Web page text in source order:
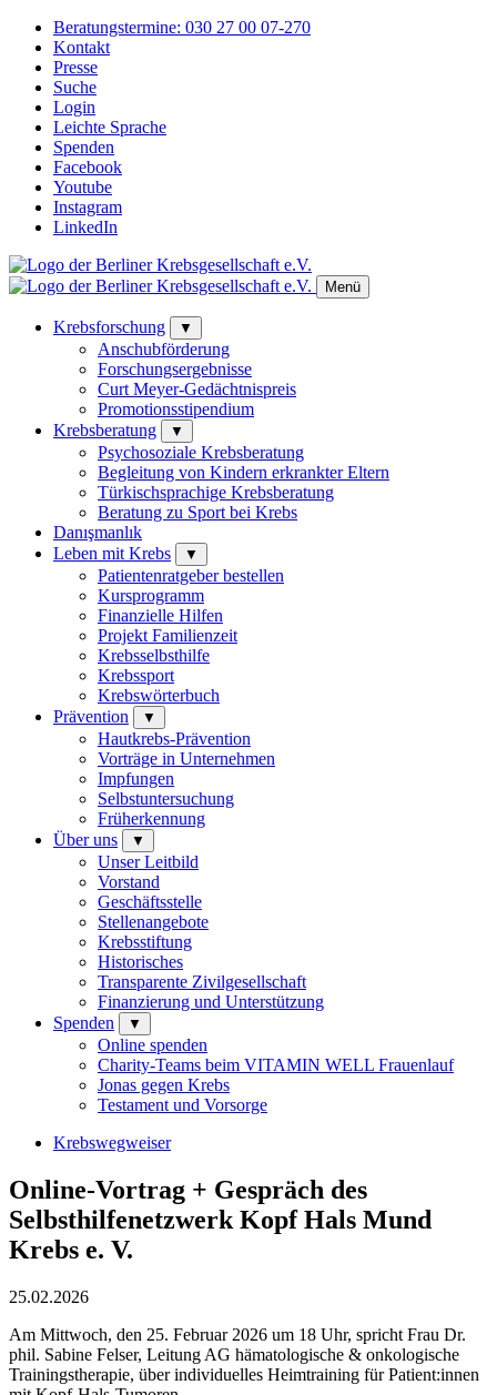
Beratungstermine: 030 27 00 07-270
Kontakt
Presse
Suche
Login
Leichte Sprache
Spenden
Facebook
Youtube
Instagram
LinkedIn
Menü
Krebsforschung ▼
Anschubförderung
Forschungsergebnisse
Curt Meyer-Gedächtnispreis
Promotionsstipendium
Krebsberatung
▼
Psychosoziale Krebsberatung
Begleitung von Kindern erkrankter Eltern
Türkischsprachige Krebsberatung
Beratung zu Sport bei Krebs
Danışmanlık
Leben mit Krebs
▼
Patientenratgeber bestellen
Kursprogramm
Finanzielle Hilfen
Projekt Familienzeit
Krebsselbsthilfe
Krebssport
Krebswörterbuch
Prävention
▼
Hautkrebs-Prävention
Vorträge in Unternehmen
Impfungen
Selbstuntersuchung
Früherkennung
Über uns
▼
Unser Leitbild
Vorstand
Geschäftsstelle
Stellenangebote
Krebsstiftung
Historisches
Transparente Zivilgesellschaft
Finanzierung und Unterstützung
Spenden
▼
Online spenden
Charity-Teams beim VITAMIN WELL Frauenlauf
Jonas gegen Krebs
Testament und Vorsorge
Krebswegweiser
Online-Vortrag + Gespräch des
Selbsthilfenetzwerk Kopf Hals Mund
Krebs e. V.
25.02.2026
Am Mittwoch, den 25. Februar 2026 um 18 Uhr, spricht Frau Dr.
phil. Sabine Felser, Leitung AG hämatologische & onkologische
Trainingstherapie, über individuelles Heimtraining für Patient:innen